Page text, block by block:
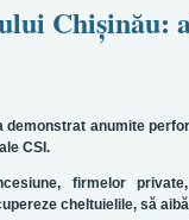
Chişinău:
anumite
CSI.
firmelor
cheltuielile, să